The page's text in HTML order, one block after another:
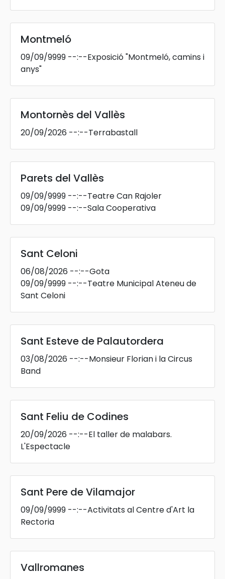
Montmeló
09/09/9999 --:--Exposició "Montmeló, camins i
anys"
Montornès del Vallès
20/09/2026 --:--Terrabastall
Parets del Vallès
09/09/9999 --:--Teatre Can Rajoler
09/09/9999 --:--Sala Cooperativa
Sant Celoni
06/08/2026 --:--Gota
09/09/9999 --:--Teatre Municipal Ateneu de
Sant Celoni
Sant Esteve de Palautordera
03/08/2026 --:--Monsieur Florian i la Circus
Band
Sant Feliu de Codines
20/09/2026 --:--El taller de malabars.
L'Espectacle
Sant Pere de Vilamajor
09/09/9999 --:--Activitats al Centre d'Art la
Rectoria
Vallromanes